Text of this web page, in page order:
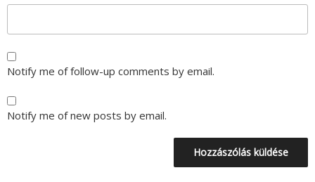
Notify me of follow-up comments by email.
Notify me of new posts by email.